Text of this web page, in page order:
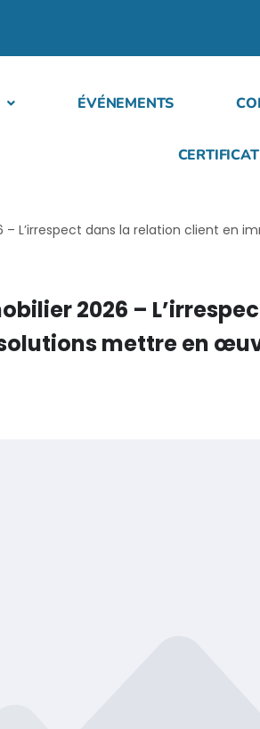
ÉVÉNEMENTS
– L’irrespect dans la relation client en
2026 –
mettre en